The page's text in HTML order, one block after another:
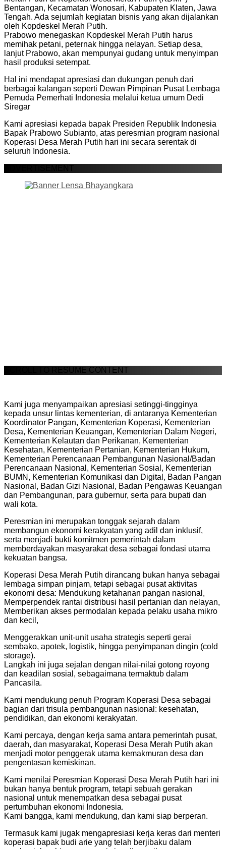
Bentangan, Kecamatan Wonosari, Kabupaten Klaten, Jawa
Tengah. Ada sejumlah kegiatan bisnis yang akan dijalankan
oleh Kopdeskel Merah Putih.
Prabowo menegaskan Kopdeskel Merah Putih harus
memihak petani, peternak hingga nelayan. Setiap desa,
lanjut Prabowo, akan mempunyai gudang untuk menyimpan
hasil produksi setempat.
Hal ini mendapat apresiasi dan dukungan penuh dari
berbagai kalangan seperti Dewan Pimpinan Pusat Lembaga
Pemuda Pemerhati Indonesia melalui ketua umum Dedi
Siregar
Kami apresiasi kepada bapak Presiden Republik Indonesia
Bapak Prabowo Subianto, atas peresmian program nasional
Koperasi Desa Merah Putih hari ini secara serentak di
seluruh Indonesia.
ADVERTISEMENT
SCROLL TO RESUME CONTENT
Kami juga menyampaikan apresiasi setinggi-tingginya
kepada unsur lintas kementerian, di antaranya Kementerian
Koordinator Pangan, Kementerian Koperasi, Kementerian
Desa, Kementerian Keuangan, Kementerian Dalam Negeri,
Kementerian Kelautan dan Perikanan, Kementerian
Kesehatan, Kementerian Pertanian, Kementerian Hukum,
Kementerian Perencanaan Pembangunan Nasional/Badan
Perencanaan Nasional, Kementerian Sosial, Kementerian
BUMN, Kementerian Komunikasi dan Digital, Badan Pangan
Nasional, Badan Gizi Nasional, Badan Pengawas Keuangan
dan Pembangunan, para gubernur, serta para bupati dan
wali kota.
Peresmian ini merupakan tonggak sejarah dalam
membangun ekonomi kerakyatan yang adil dan inklusif,
serta menjadi bukti komitmen pemerintah dalam
memberdayakan masyarakat desa sebagai fondasi utama
kekuatan bangsa.
Koperasi Desa Merah Putih dirancang bukan hanya sebagai
lembaga simpan pinjam, tetapi sebagai pusat aktivitas
ekonomi desa: Mendukung ketahanan pangan nasional,
Memperpendek rantai distribusi hasil pertanian dan nelayan,
Memberikan akses permodalan kepada pelaku usaha mikro
dan kecil,
Menggerakkan unit-unit usaha strategis seperti gerai
sembako, apotek, logistik, hingga penyimpanan dingin (cold
storage).
Langkah ini juga sejalan dengan nilai-nilai gotong royong
dan keadilan sosial, sebagaimana termaktub dalam
Pancasila.
Kami mendukung penuh Program Koperasi Desa sebagai
bagian dari trisula pembangunan nasional: kesehatan,
pendidikan, dan ekonomi kerakyatan.
Kami percaya, dengan kerja sama antara pemerintah pusat,
daerah, dan masyarakat, Koperasi Desa Merah Putih akan
menjadi motor penggerak utama kemakmuran desa dan
pengentasan kemiskinan.
Kami menilai Peresmian Koperasi Desa Merah Putih hari ini
bukan hanya bentuk program, tetapi sebuah gerakan
nasional untuk menempatkan desa sebagai pusat
pertumbuhan ekonomi Indonesia.
Kami bangga, kami mendukung, dan kami siap berperan.
Termasuk kami jugak mengapresiasi kerja keras dari menteri
koperasi bapak budi arie yang telah berjibaku dalam